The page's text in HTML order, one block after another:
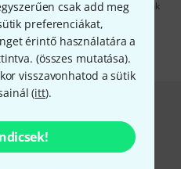
csak add meg
preferenciákat,
érintő használatára a
(összes mutatása).
visszavonhatod a sütik
(itt).
elfogadja, hogy e-mailben küldjünk
erről. A hírlevélről további
guideline-ben talál.
kötelező